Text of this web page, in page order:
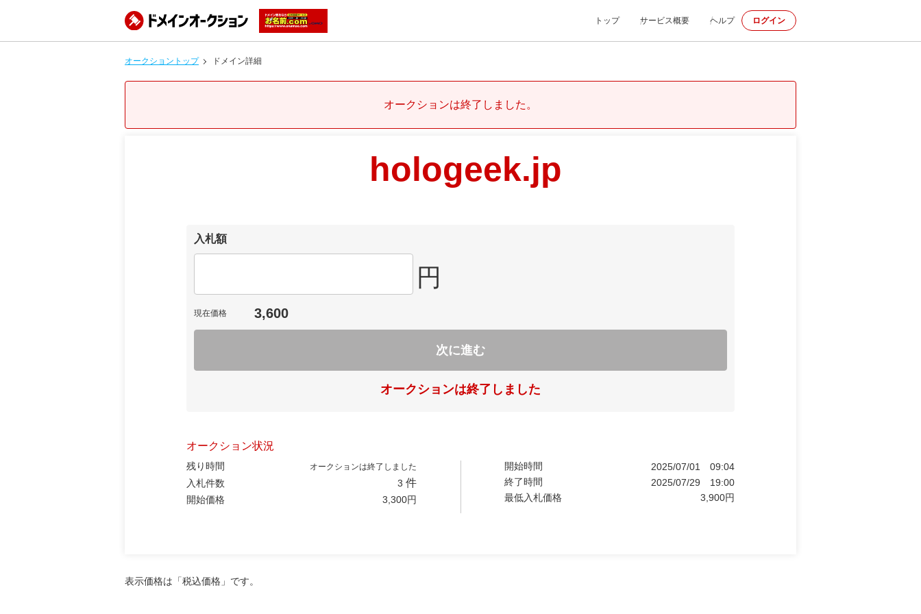
トップ サービス概要 ヘルプ ログイン
オークショントップ ドメイン詳細
オークションは終了しました。
hologeek.jp
入札額
円
現在価格 3,600
次に進む
オークションは終了しました
オークション状況
残り時間 オークションは終了しました
入札件数 3 件
開始価格 3,300円
開始時間 2025/07/01
09:04
終了時間
2025/07/29
19:00
最低入札価格
3,900円
表示価格は「税込価格」です。